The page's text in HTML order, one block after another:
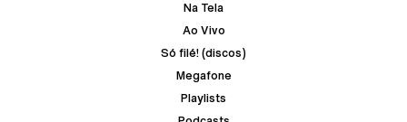
Na Tela
Ao Vivo
Só filé! (discos)
Megafone
Playlists